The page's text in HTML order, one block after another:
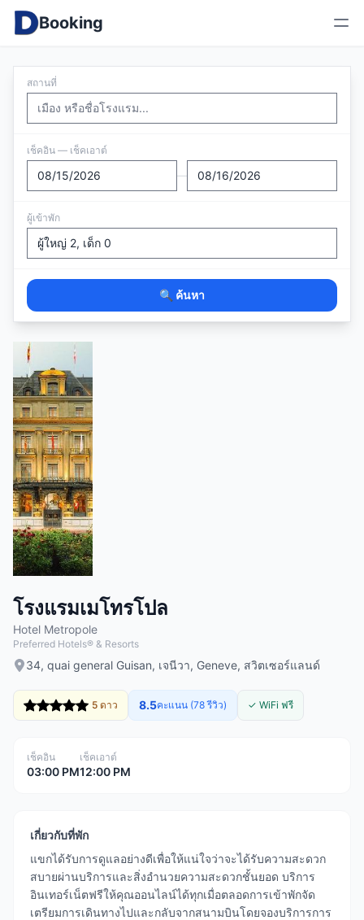
Booking
สถานที่
เช็คอิน — เช็คเอาต์
—
ผู้เข้าพัก
🔍 ค้นหา
โรงแรมเมโทรโปล
Hotel Metropole
Preferred Hotels® & Resorts
34, quai general Guisan, เจนีวา, Geneve, สวิตเซอร์แลนด์
5 ดาว 8.5คะแนน (78 รีวิว) ✓ WiFi ฟรี
เช็คอิน
03:00 PM
เช็คเอาต์
12:00 PM
เกี่ยวกับที่พัก
แขกได้รับการดูแลอย่างดีเพื่อให้แน่ใจว่าจะได้รับความสะดวก
สบายผ่านบริการและสิ่งอำนวยความสะดวกชั้นยอด บริการ
อินเทอร์เน็ตฟรีให้คุณออนไลน์ได้ทุกเมื่อตลอดการเข้าพักจัด
เตรียมการเดินทางไปและกลับจากสนามบินโดยจองบริการการ